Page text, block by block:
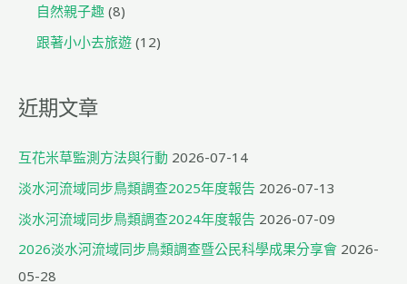
自然親子趣 (8)
跟著小小去旅遊 (12)
近期文章
互花米草監測方法與行動 2026-07-14
淡水河流域同步鳥類調查2025年度報告 2026-07-13
淡水河流域同步鳥類調查2024年度報告 2026-07-09
2026淡水河流域同步鳥類調查暨公民科學成果分享會 2026-
05-28